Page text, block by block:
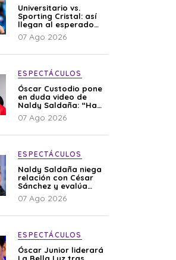
Universitario vs.
Sporting Cristal: así
llegan al esperado
duelo
07 Ago 2026
ESPECTÁCULOS
Óscar Custodio pone
en duda video de
Naldy Saldaña: “Hay
cosas que de repente
se han editado”
07 Ago 2026
ESPECTÁCULOS
Naldy Saldaña niega
relación con César
Sánchez y evalúa
denunciar a su
esposa: “Es una
07 Ago 2026
ESPECTÁCULOS
Óscar Junior liderará